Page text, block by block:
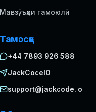
Мавзӯъҳои тамоюлӣ
Тамосҳо
+44 7893 926 588
JackCodeIO
support@jackcode.io